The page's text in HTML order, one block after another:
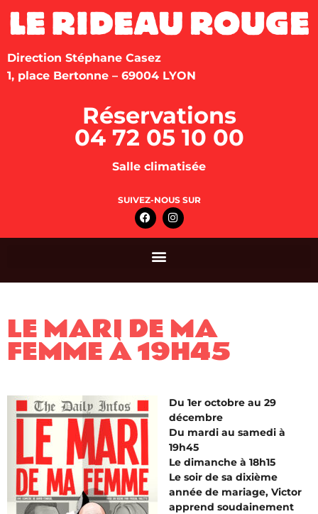
Direction Stéphane Casez
1, place Bertonne – 69004 LYON
Réservations
04 72 05 10 00
Salle climatisée
SUIVEZ-NOUS SUR
LE MARI DE MA
FEMME À 19H45
Du 1er octobre au 29
décembre
Du mardi au samedi à
19h45
Le dimanche à 18h15
Le soir de sa dixième
année de mariage, Victor
apprend soudainement